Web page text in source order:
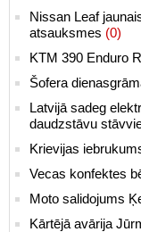
Nissan Leaf
atsauksmes (0)
KTM 390 Enduro
Šofera
Latvijā sadeg
daudzstāvu
Krievijas
Vecas konfektes
Moto salidojums
Kārtējā avārija